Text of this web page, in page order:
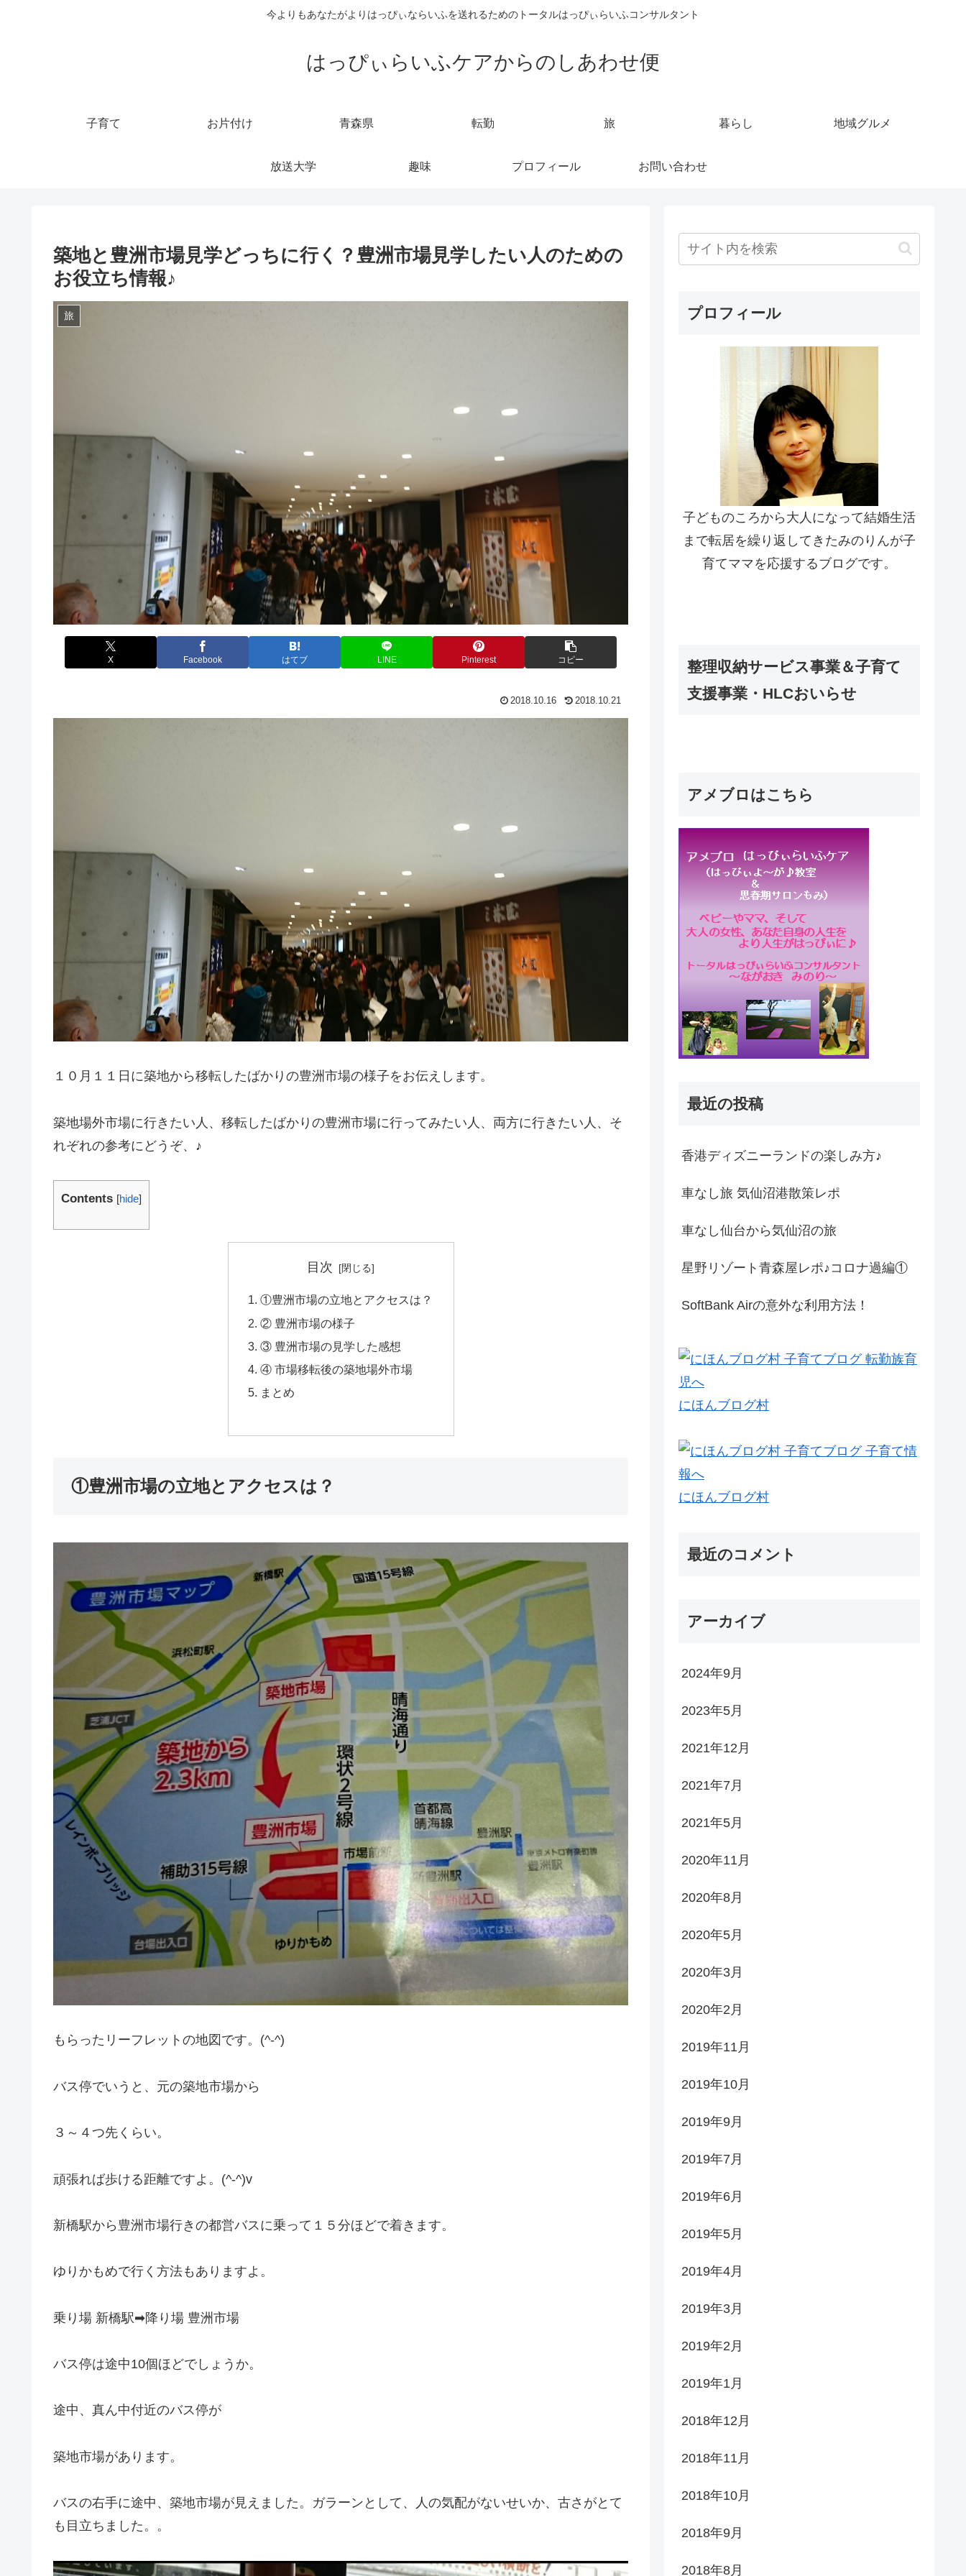
今よりもあなたがよりはっぴぃならいふを送れるためのトータルはっぴぃらいふコンサルタント
はっぴぃらいふケアからのしあわせ便
子育て お片付け 青森県 転勤 旅 暮らし 地域グルメ
放送大学 趣味 プロフィール お問い合わせ
築地と豊洲市場見学どっちに行く？豊洲市場見学したい人のための
お役立ち情報♪
旅
X Facebook はてブ LINE Pinterest コピー
2018.10.16 2018.10.21
１０月１１日に築地から移転したばかりの豊洲市場の様子をお伝えします。
築地場外市場に行きたい人、移転したばかりの豊洲市場に行ってみたい人、両方に行きたい人、そ
れぞれの参考にどうぞ、♪
Contents [hide]
目次
①豊洲市場の立地とアクセスは？
② 豊洲市場の様子
③ 豊洲市場の見学した感想
④ 市場移転後の築地場外市場
まとめ
①豊洲市場の立地とアクセスは？
もらったリーフレットの地図です。(^-^)
バス停でいうと、元の築地市場から
３～４つ先くらい。
頑張れば歩ける距離ですよ。(^-^)v
新橋駅から豊洲市場行きの都営バスに乗って１５分ほどで着きます。
ゆりかもめで行く方法もありますよ。
乗り場 新橋駅➡降り場 豊洲市場
バス停は途中10個ほどでしょうか。
途中、真ん中付近のバス停が
築地市場があります。
バスの右手に途中、築地市場が見えました。ガラーンとして、人の気配がないせいか、古さがとて
も目立ちました。。
プロフィール
子どものころから大人になって結婚生活
まで転居を繰り返してきたみのりんが子
育てママを応援するブログです。
整理収納サービス事業＆子育て
支援事業・HLCおいらせ
アメブロはこちら
最近の投稿
香港ディズニーランドの楽しみ方♪
車なし旅 気仙沼港散策レポ
車なし仙台から気仙沼の旅
星野リゾート青森屋レポ♪コロナ過編①
SoftBank Airの意外な利用方法！
にほんブログ村
にほんブログ村
最近のコメント
アーカイブ
2024年9月
2023年5月
2021年12月
2021年7月
2021年5月
2020年11月
2020年8月
2020年5月
2020年3月
2020年2月
2019年11月
2019年10月
2019年9月
2019年7月
2019年6月
2019年5月
2019年4月
2019年3月
2019年2月
2019年1月
2018年12月
2018年11月
2018年10月
2018年9月
2018年8月